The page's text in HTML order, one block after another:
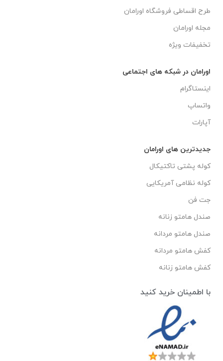
طرح اقساطی فروشگاه اورامان
مجله اورامان
تخفیفات ویژه
اورامان در شبکه های اجتماعی
اینستاگرام
واتساپ
آپارات
جدیدترین های اورامان
کوله پشتی تاکتیکال
کوله نظامی آمریکایی
جت فن
صندل هامتو زنانه
صندل هامتو مردانه
کفش هامتو مردانه
کفش هامتو زنانه
با اطمینان خرید کنید